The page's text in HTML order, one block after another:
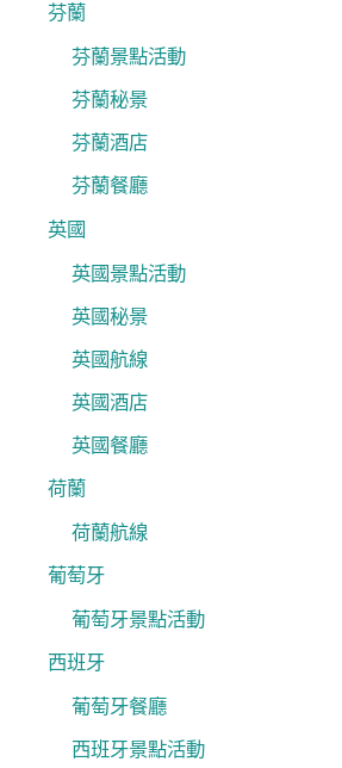
芬蘭
芬蘭景點活動
芬蘭秘景
芬蘭酒店
芬蘭餐廳
英國
英國景點活動
英國秘景
英國航線
英國酒店
英國餐廳
荷蘭
荷蘭航線
葡萄牙
葡萄牙景點活動
西班牙
葡萄牙餐廳
西班牙景點活動